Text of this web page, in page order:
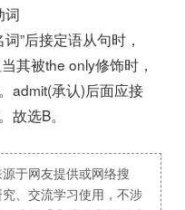
”后接定语从句时，
其被the only修饰时，
admit(承认)后面应接
故选B。
于网友提供或网络搜
、交流学习使用，不涉